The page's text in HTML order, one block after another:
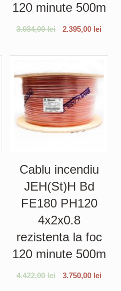
120 minute 500m
3.034,00lei 2.395,00 lei
Cablu incendiu
JEH(St)H Bd
FE180 PH120
4x2x0.8
rezistenta la foc
120 minute 500m
4.422,00lei 3.750,00 lei